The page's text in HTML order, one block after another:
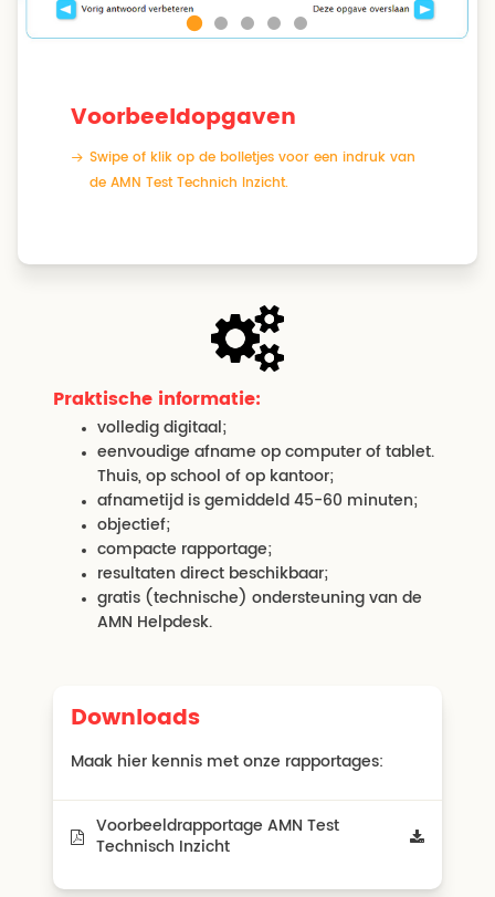
Voorbeeldopgaven
Swipe of klik op de bolletjes voor een indruk van
de AMN Test Technich Inzicht.
Praktische informatie:
volledig digitaal;
eenvoudige afname op computer of tablet.
Thuis, op school of op kantoor;
afnametijd is gemiddeld 45-60 minuten;
objectief;
compacte rapportage;
resultaten direct beschikbaar;
gratis (technische) ondersteuning van de
AMN Helpdesk.
Downloads
Maak hier kennis met onze rapportages:
Voorbeeldrapportage AMN Test
Technisch Inzicht